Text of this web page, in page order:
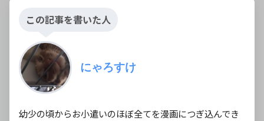
この記事を書いた人
にゃろすけ
幼少の頃からお小遣いのほぼ全てを漫画につぎ込んでき